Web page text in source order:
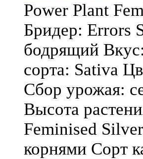
Power Plant
Бридер: Errors
бодрящий
сорта: Sativa
Сбор урожая:
Высота
Feminised
корнями Сорт